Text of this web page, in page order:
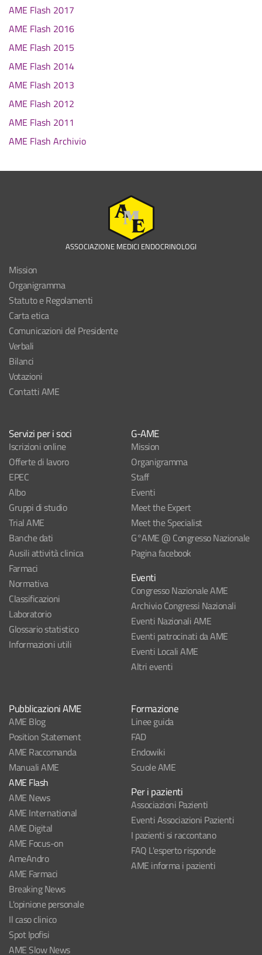
AME Flash 2017
AME Flash 2016
AME Flash 2015
AME Flash 2014
AME Flash 2013
AME Flash 2012
AME Flash 2011
AME Flash Archivio
ASSOCIAZIONE MEDICI ENDOCRINOLOGI
Mission
Organigramma
Statuto e Regolamenti
Carta etica
Comunicazioni del Presidente
Verbali
Bilanci
Votazioni
Contatti AME
Servizi per i soci
Iscrizioni online
Offerte di lavoro
EPEC
Albo
Gruppi di studio
Trial AME
Banche dati
Ausili attività clinica
Farmaci
Normativa
Classificazioni
Laboratorio
Glossario statistico
Informazioni utili
G-AME
Mission
Organigramma
Staff
Eventi
Meet the Expert
Meet the Specialist
G°AME @ Congresso Nazionale
Pagina facebook
Eventi
Congresso Nazionale AME
Archivio Congressi Nazionali
Eventi Nazionali AME
Eventi patrocinati da AME
Eventi Locali AME
Altri eventi
Pubblicazioni AME
AME Blog
Position Statement
AME Raccomanda
Manuali AME
AME Flash
AME News
AME International
AME Digital
AME Focus-on
AmeAndro
AME Farmaci
Breaking News
L'opinione personale
Il caso clinico
Spot Ipofisi
AME Slow News
Formazione
Linee guida
FAD
Endowiki
Scuole AME
Per i pazienti
Associazioni Pazienti
Eventi Associazioni Pazienti
I pazienti si raccontano
FAQ L'esperto risponde
AME informa i pazienti